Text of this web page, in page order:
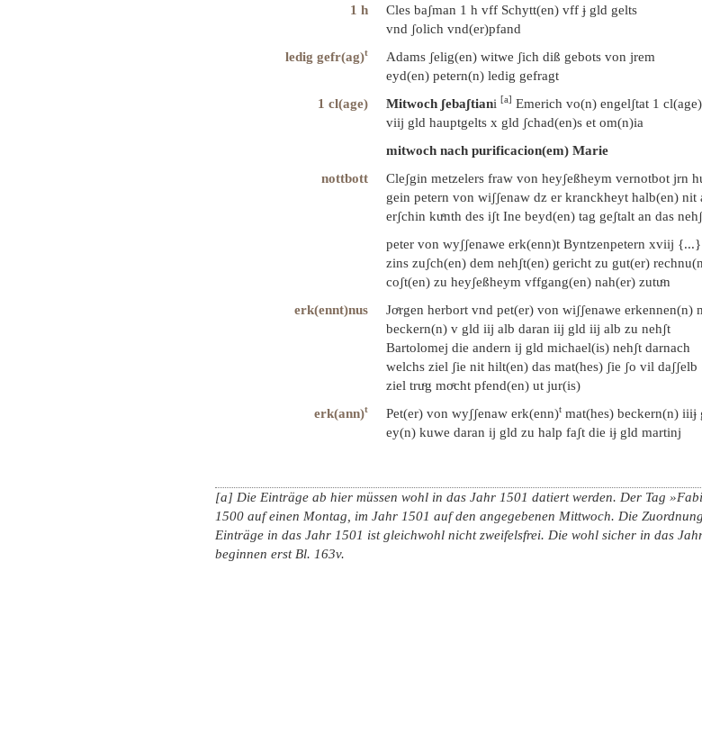
1 h
Cles baʃman 1 h vff Schytt(en) vff ɉ gld gelts
vnd ʃolich vnd(er)pfand
ledig gefr(ag)t
Adams ʃelig(en) witwe ʃich diß gebots von jrem
eyd(en) petern(n) ledig gefragt
1 cl(age)
Mitwoch ʃebaʃtiani [a] Emerich vo(n) engelʃtat 1
viij gld hauptgelts x gld ʃchad(en)s et om(n)ia
mitwoch nach purificacion(em) Marie
nottbott
Cleʃgin metzelers fraw von heyʃeßheym vernotbot jrn
gein petern von wiʃʃenaw dz er kranckheyt halb(en) nit
erʃchin kuͤnth des iʃt Ine beyd(en) tag geʃtalt an das
peter von wyʃʃenawe erk(enn)t Byntzenpetern xviij {...}
zins zuʃch(en) dem nehʃt(en) gericht zu gut(er)
coʃt(en) zu heyʃeßheym vffgang(en) nah(er) zutuͦn
erk(ennt)nus
Joͤrgen herbort vnd pet(er) von wiʃʃenawe erkennen(n)
beckern(n) v gld iij alb daran iij gld iij alb zu nehʃt
Bartolomej die andern ij gld michael(is) nehʃt darnach
welchs ziel ʃie nit hilt(en) das mat(hes) ʃie ʃo vil daʃʃelb
ziel truͦg moͤcht pfend(en) ut jur(is)
erk(ann)t Pet(er) von wyʃʃenaw erk(enn)t mat(hes) beckern(n) iiiɉ
ey(n) kuwe daran ij gld zu halp faʃt die iɉ gld martinj
[a] Die Einträge ab hier müssen wohl in das Jahr 1501 datiert werden. Der Tag
1500 auf einen Montag, im Jahr 1501 auf den angegebenen Mittwoch. Die
Einträge in das Jahr 1501 ist gleichwohl nicht zweifelsfrei. Die wohl sicher in das
beginnen erst Bl. 163v.